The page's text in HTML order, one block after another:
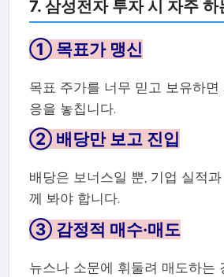
7. 삼성전자 투자 시 자주 하
① 목표가 맹신
목표 주가를 너무 믿고 보유하면
응을 놓칩니다.
② 배당만 보고 진입
배당은 보너스일 뿐, 기업 실적
께 봐야 합니다.
③ 감정적 매수·매도
뉴스나 소문에 휘둘려 매도하는